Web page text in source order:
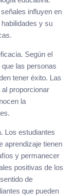
influyen en
y su
Según el
las personas
tener éxito. Las
proporcionar
la
Los estudiantes
aprendizaje tienen
y permanecer
positivas de los
de
que pueden